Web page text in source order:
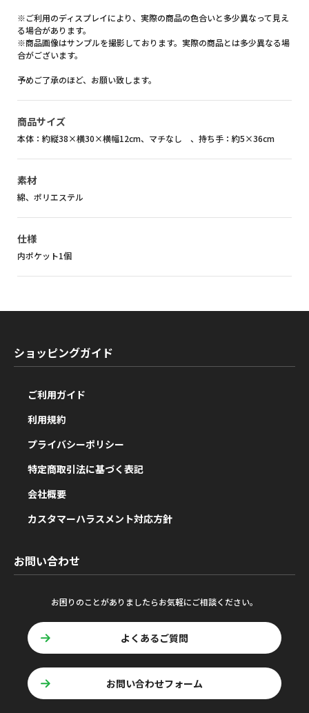
※ご利用のディスプレイにより、実際の商品の色合いと多少異なって見え
る場合があります。
※商品画像はサンプルを撮影しております。実際の商品とは多少異なる場
合がございます。
予めご了承のほど、お願い致します。
商品サイズ
本体：約縦38×横30×横幅12cm、マチなし 、持ち手：約5×36cm
素材
綿、ポリエステル
仕様
内ポケット1個
ショッピングガイド
ご利用ガイド
利用規約
プライバシーポリシー
特定商取引法に基づく表記
会社概要
カスタマーハラスメント対応方針
お問い合わせ
お困りのことがありましたらお気軽にご相談ください。
よくあるご質問
お問い合わせフォーム